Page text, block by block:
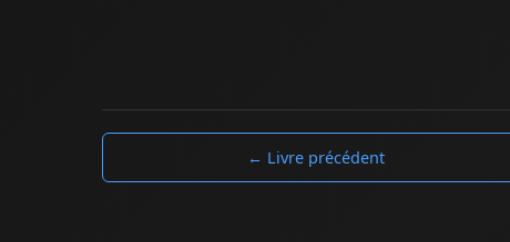
← Livre précédent